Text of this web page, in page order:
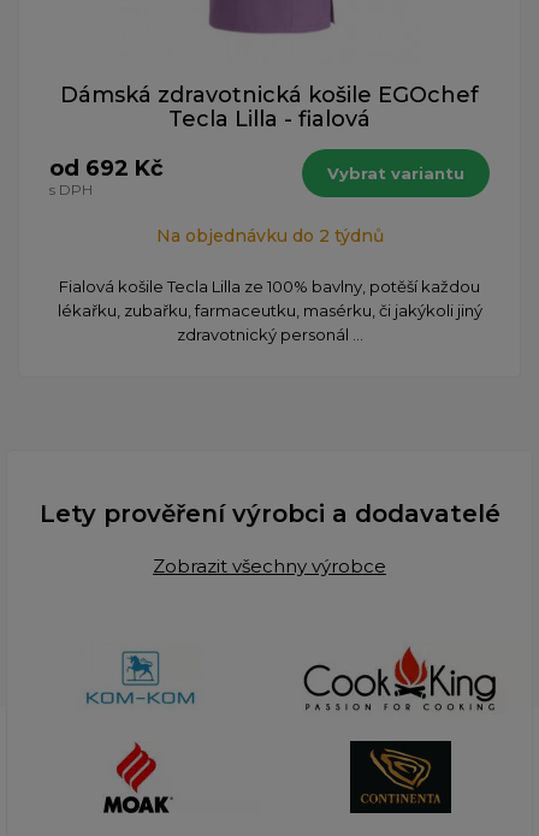
Dámská zdravotnická košile EGOchef
Tecla Lilla - fialová
od 692 Kč
s DPH
Vybrat variantu
Na objednávku do 2 týdnů
​Fialová košile Tecla Lilla ze 100% bavlny, potěší každou
lékařku, zubařku, farmaceutku, masérku, či jakýkoli jiný
zdravotnický personál ...
Lety prověření výrobci a dodavatelé
Zobrazit všechny výrobce